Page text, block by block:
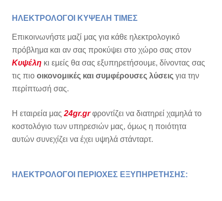
ΗΛΕΚΤΡΟΛΟΓΟΙ ΚΥΨΕΛΗ ΤΙΜΕΣ
Επικοινωνήστε μαζί μας για κάθε ηλεκτρολογικό
πρόβλημα και αν σας προκύψει στο χώρο σας στον
Κυψέλη κι εμείς θα σας εξυπηρετήσουμε, δίνοντας σας
τις πιο οικονομικές και συμφέρουσες λύσεις για την
περίπτωσή σας.
Η εταιρεία μας 24gr.grφροντίζει να διατηρεί χαμηλά το
κοστολόγιο των υπηρεσιών μας, όμως η ποιότητα
αυτών συνεχίζει να έχει υψηλά στάνταρτ.
ΗΛΕΚΤΡΟΛΟΓΟΙ ΠΕΡΙΟΧΕΣ ΕΞΥΠΗΡΕΤΗΣΗΣ: